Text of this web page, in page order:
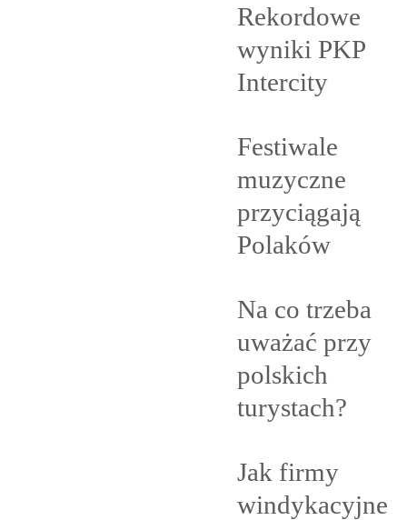
Rekordowe
wyniki PKP
Intercity
Festiwale
muzyczne
przyciągają
Polaków
Na co trzeba
uważać przy
polskich
turystach?
Jak firmy
windykacyjne